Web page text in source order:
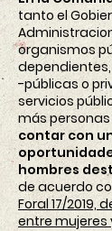
tanto el
organismos
-públicas o
servicios
más
contar con
hombres
de acuerdo
Foral 17/2019,
entre mujeres